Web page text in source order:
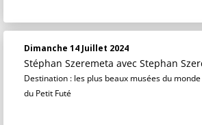
Dimanche 14 Juillet 2024
Stéphan Szeremeta avec Stephan
Destination : les plus beaux musées du
du Petit Futé